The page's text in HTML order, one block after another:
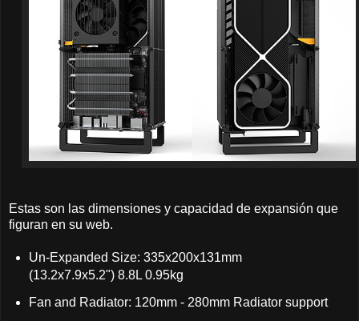
Estas son las dimensiones y capacidad de expansión que
figuran en su web.
Un-Expanded Size: 335x200x131mm
(13.2x7.9x5.2") 8.8L 0.95kg
Fan and Radiator: 120mm - 280mm Radiator support